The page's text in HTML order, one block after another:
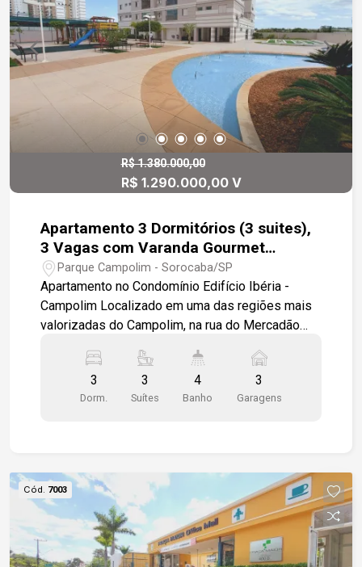
modernidade e bem-estar em um só lugar.
R$ 1.380.000,00
R$ 1.290.000,00 V
Apartamento 3 Dormitórios (3 suites),
3 Vagas com Varanda Gourmet
Equipada
Parque Campolim - Sorocaba/SP
Apartamento no Condomínio Edifício Ibéria -
Campolim Localizado em uma das regiões mais
valorizadas do Campolim, na rua do Mercadão
e conveniência, cercado por uma completa rede
de serviços e comércios que funcionam 24
totalmente equipada, inclusive com coifa, ideal
para receber amigos e familiares. São 3 suítes,
sendo uma delas com closet, garantindo conforto
e privacidade para toda a família. O apartamento
possui ar-condicionado em todos os ambientes,
3
Dorm.
3
Suítes
4
Banho
3
Garagens
Cód. 7003